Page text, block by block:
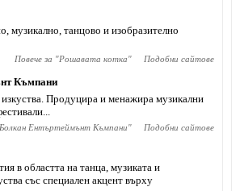
музикално, танцово и изобразително
Повече за "Рошавата котка" Подобни сайтове
Къмпани
Продуцира и менажира музикални
Болкан Ентъртеймънт Къмпани" Подобни сайтове
в областта на танца, музиката и
със специален акцент върху